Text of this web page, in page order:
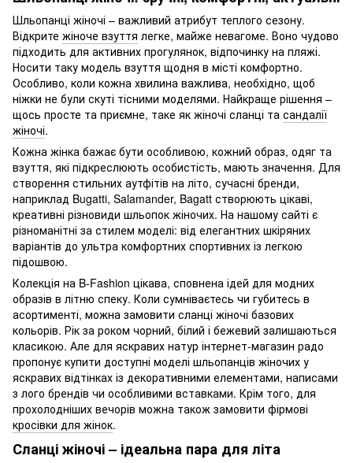
Шльопанці жіночі – важливий атрибут теплого сезону.
Відкрите жіноче взуття легке, майже невагоме. Воно чудово
підходить для активних прогулянок, відпочинку на пляжі.
Носити таку модель взуття щодня в місті комфортно.
Особливо, коли кожна хвилина важлива, необхідно, щоб
ніжки не були скуті тісними моделями. Найкраще рішення –
щось просте та приємне, таке як жіночі сланці та сандалії
жіночі.
Кожна жінка бажає бути особливою, кожний образ, одяг та
взуття, які підкреслюють особистість, мають значення. Для
створення стильних аутфітів на літо, сучасні бренди,
наприклад Bugatti, Salamander, Bagatt створюють цікаві,
креативні різновиди шльопок жіночих. На нашому сайті є
різноманітні за стилем моделі: від елегантних шкіряних
варіантів до ультра комфортних спортивних із легкою
підошвою.
Колекція на B-Fashion цікава, сповнена ідей для модних
образів в літню спеку. Коли сумніваєтесь чи губитесь в
асортименті, можна замовити сланці жіночі базових
кольорів. Рік за роком чорний, білий і бежевий залишаються
класикою. Але для яскравих натур інтернет-магазин радо
пропонує купити доступні моделі шльопанців жіночих у
яскравих відтінках із декоративними елементами, написами
з лого брендів чи особливими вставками. Крім того, для
прохолодніших вечорів можна також замовити фірмові
кросівки для жінок.
Сланці жіночі – ідеальна пара для літа